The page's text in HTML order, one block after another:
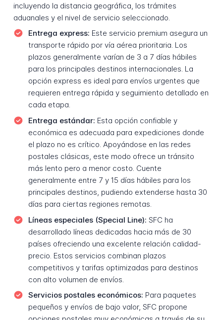
incluyendo la distancia geográfica, los trámites
aduanales y el nivel de servicio seleccionado.
Entrega express: Este servicio premium asegura un
transporte rápido por vía aérea prioritaria. Los
plazos generalmente varían de 3 a 7 días hábiles
para los principales destinos internacionales. La
opción express es ideal para envíos urgentes que
requieren entrega rápida y seguimiento detallado en
cada etapa.
Entrega estándar: Esta opción confiable y
económica es adecuada para expediciones donde
el plazo no es crítico. Apoyándose en las redes
postales clásicas, este modo ofrece un tránsito
más lento pero a menor costo. Cuente
generalmente entre 7 y 15 días hábiles para los
principales destinos, pudiendo extenderse hasta 30
días para ciertas regiones remotas.
Líneas especiales (Special Line): SFC ha
desarrollado líneas dedicadas hacia más de 30
países ofreciendo una excelente relación calidad-
precio. Estos servicios combinan plazos
competitivos y tarifas optimizadas para destinos
con alto volumen de envíos.
Servicios postales económicos: Para paquetes
pequeños y envíos de bajo valor, SFC propone